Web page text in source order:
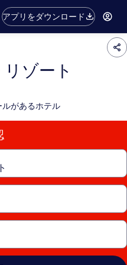
アプリをダウンロード
ゾート
ルがあるホテル